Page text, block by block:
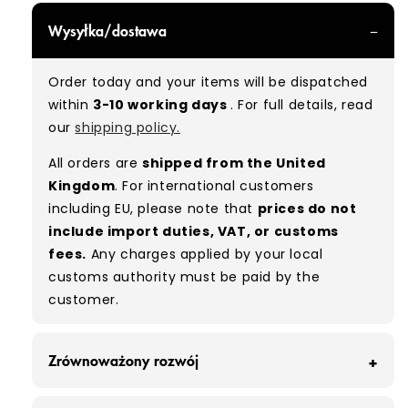
you can expect a mix of items in great and
good condition. Some will be defect-free, while
others will show signs of wear. There is no set
ratio between Grade A and Grade B items
included in our bales due to the nature of
used/vintage clothing.
Typical mix:A 80% B 20%(approx.)
Wysyłka/dostawa
Order today and your items will be dispatched
within 3-10 working days. For full details, read
ourshipping policy.
All orders are shipped from the United
Kingdom. For international customers
including EU, please note that prices do not
include import duties, VAT, or customs
fees. Any charges applied by your local
customs authority must be paid by the
customer.
Zrównoważony rozwój